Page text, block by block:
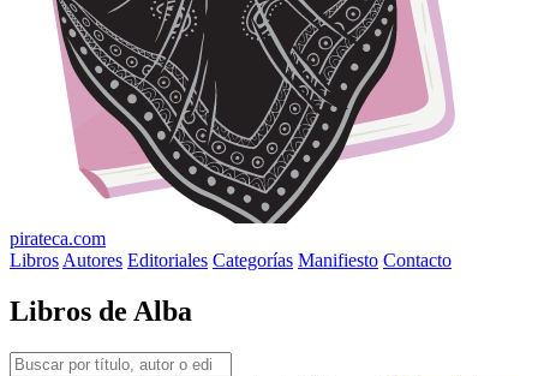
pirateca.com
Libros Autores Editoriales Categorías Manifiesto Contacto
Libros de Alba